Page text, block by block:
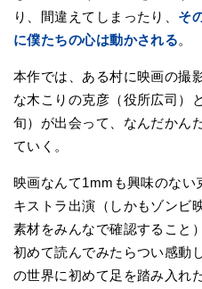
り、間違えてしまったり、 そ
に僕たちの心は動かされる。
本作では、ある村に映画の撮
な木こりの克彦（役所広司）
旬）が出会って、なんだかん
ていく。
映画なんて1mmも興味のない
キストラ出演（しかもゾンビ
素材をみんなで確認すること
初めて読んでみたらつい感動
の世界に初めて足を踏み入れ